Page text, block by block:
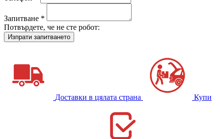
Запитване *
Потвърдете, че не сте робот:
Доставки в цялата страна Купи